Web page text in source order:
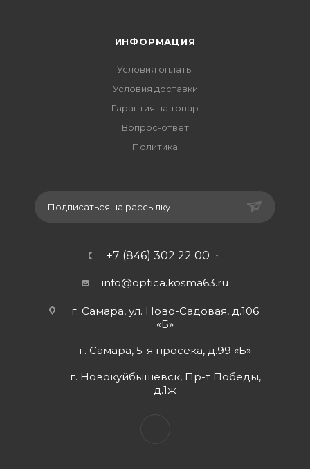
ИНФОРМАЦИЯ
Условия оплаты
Условия доставки
Гарантия на товар
Вопрос-ответ
Политика
Подписаться на рассылку
+7 (846) 302 22 00
info@optica.kosma63.ru
г. Самара, ул. Ново-Садовая, д.106
«Б»
г. Самара, 5-я просека, д.99 «Б»
г. Новокуйбышевск, Пр-т Победы,
д.1ж